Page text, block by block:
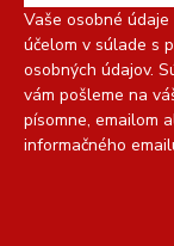
Vaše osobné
účelom v súlade s
osobných údajov.
vám pošleme na
písomne, emailom
informačného